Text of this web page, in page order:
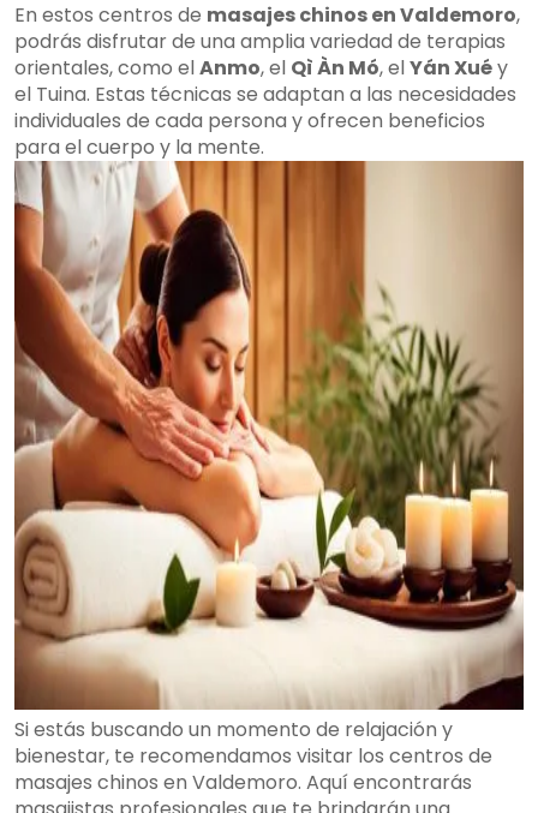
En estos centros de masajes chinos en Valdemoro,
podrás disfrutar de una amplia variedad de terapias
orientales, como elAnmo, el Qì Àn Mó, elYán Xuéy
el Tuina. Estas técnicas se adaptan a las necesidades
individuales de cada persona y ofrecen beneficios
para el cuerpo y la mente.
Si estás buscando un momento de relajación y
bienestar, te recomendamos visitar los centros de
masajes chinos en Valdemoro. Aquí encontrarás